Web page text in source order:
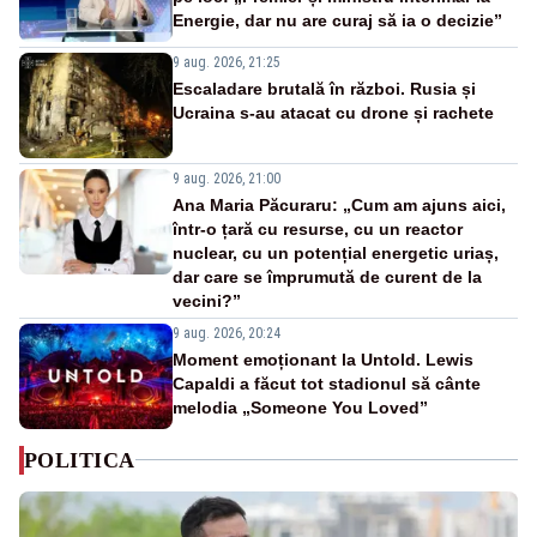
Energie, dar nu are curaj să ia o decizie”
9 aug. 2026, 21:25
Escaladare brutală în război. Rusia și
Ucraina s-au atacat cu drone și rachete
9 aug. 2026, 21:00
Ana Maria Păcuraru: „Cum am ajuns aici,
într-o țară cu resurse, cu un reactor
nuclear, cu un potențial energetic uriaș,
dar care se împrumută de curent de la
vecini?”
9 aug. 2026, 20:24
Moment emoționant la Untold. Lewis
Capaldi a făcut tot stadionul să cânte
melodia „Someone You Loved”
POLITICA